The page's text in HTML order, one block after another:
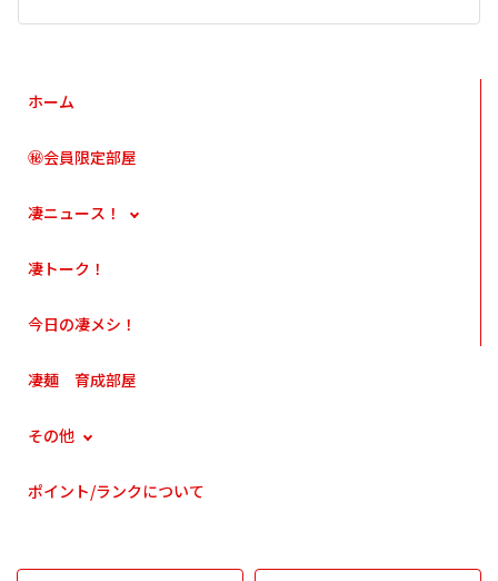
ホーム
㊙会員限定部屋
凄ニュース！
凄トーク！
今日の凄メシ！
凄麺 育成部屋
その他
ポイント/ランクについて